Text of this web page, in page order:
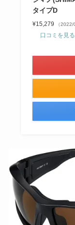
タイプD
¥15,279 （
口コミを見る